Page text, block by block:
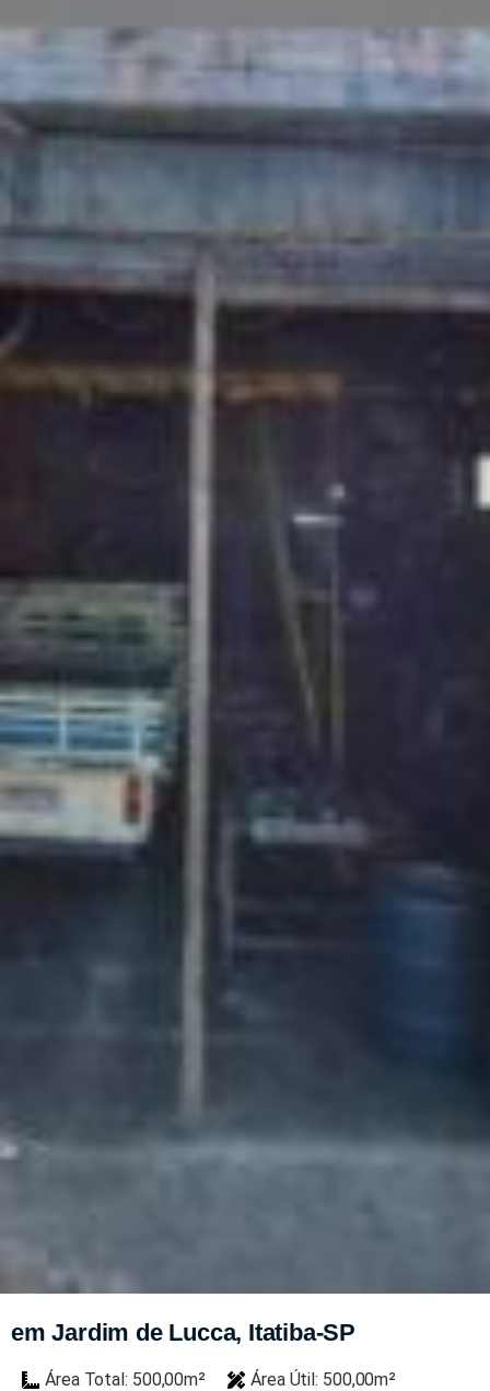
em Jardim de Lucca, Itatiba-SP
Área Total: 500,00m² Área Útil: 500,00m²